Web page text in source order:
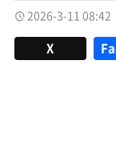
2026-3-11 08:42
X